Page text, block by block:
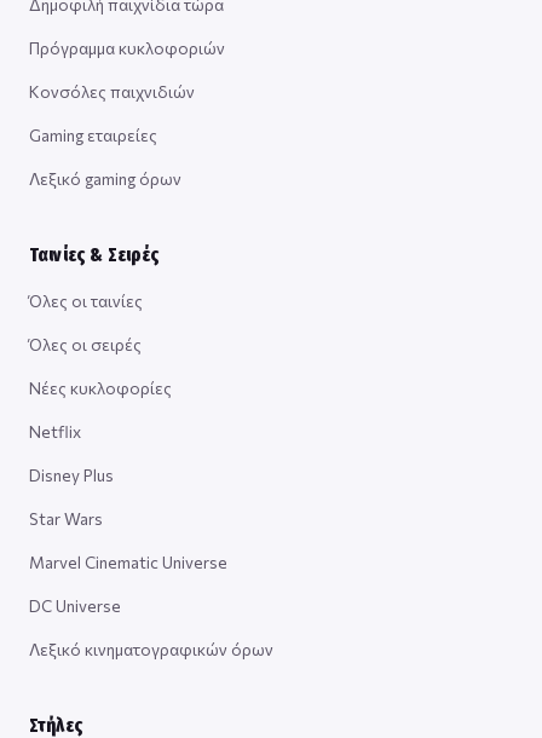
Δημοφιλή παιχνίδια τώρα
Πρόγραμμα κυκλοφοριών
Κονσόλες παιχνιδιών
Gaming εταιρείες
Λεξικό gaming όρων
Ταινίες & Σειρές
Όλες οι ταινίες
Όλες οι σειρές
Νέες κυκλοφορίες
Netflix
Disney Plus
Star Wars
Marvel Cinematic Universe
DC Universe
Λεξικό κινηματογραφικών όρων
Στήλες